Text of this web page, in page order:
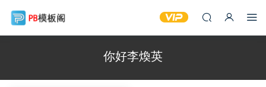
你好李煥英